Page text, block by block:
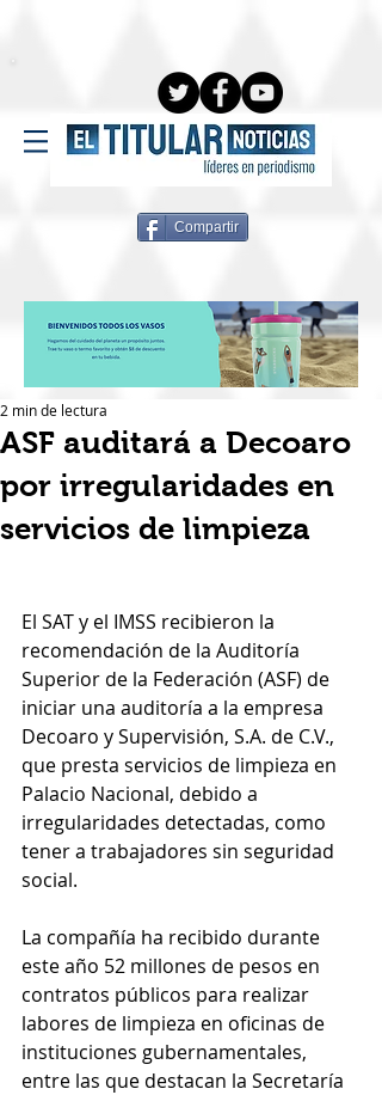
Compartir
ASF auditará a Decoaro
por irregularidades en
servicios de limpieza
2 min de lectura
El SAT y el IMSS recibieron la
recomendación de la Auditoría
Superior de la Federación (ASF) de
iniciar una auditoría a la empresa
Decoaro y Supervisión, S.A. de C.V.,
que presta servicios de limpieza en
Palacio Nacional, debido a
irregularidades detectadas, como
tener a trabajadores sin seguridad
social.
La compañía ha recibido durante
este año 52 millones de pesos en
contratos públicos para realizar
labores de limpieza en oficinas de
instituciones gubernamentales,
entre las que destacan la Secretaría